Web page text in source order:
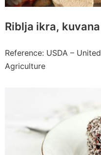
Riblja ikra, kuvana
Reference: USDA –
Agriculture